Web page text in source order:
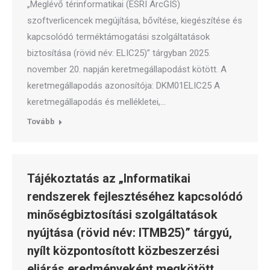
„Meglévő térinformatikai (ESRI ArcGIS)
szoftverlicencek megújítása, bővítése, kiegészítése és
kapcsolódó terméktámogatási szolgáltatások
biztosítása (rövid név: ELIC25)” tárgyban 2025.
november 20. napján keretmegállapodást kötött. A
keretmegállapodás azonosítója: DKM01ELIC25 A
keretmegállapodás és mellékletei,…
Tovább
Tájékoztatás az „Informatikai
rendszerek fejlesztéséhez kapcsolódó
minőségbiztosítási szolgáltatások
nyújtása (rövid név: ITMB25)” tárgyú,
nyílt központosított közbeszerzési